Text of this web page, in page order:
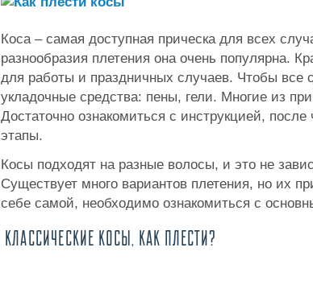
Коса – самая доступная прическа для всех
разнообразия плетения она очень популярна.
для работы и праздничных случаев. Чтобы все
укладочные средства: пены, гели. Многие из
Достаточно ознакомиться с инструкцией, после
этапы.
Косы подходят на разные волосы, и это не
Существует много вариантов плетения, но их
себе самой, необходимо ознакомиться с
КЛАССИЧЕСКИЕ КОСЫ, КАК ПЛЕСТИ?